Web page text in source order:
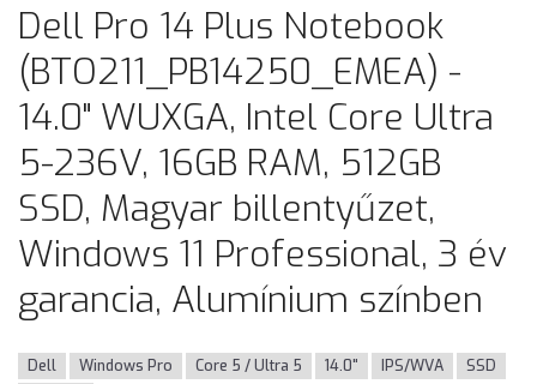
Dell Pro 14 Plus Notebook
(BTO211_PB14250_EMEA) -
14.0" WUXGA, Intel Core Ultra
5-236V, 16GB RAM, 512GB
SSD, Magyar billentyűzet,
Windows 11 Professional, 3 év
garancia, Alumínium színben
Dell Windows Pro Core 5 / Ultra 5 14.0" IPS/WVA
SSD